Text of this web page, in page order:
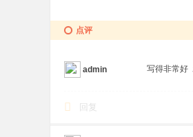
点评
admin 写得非常好
回复